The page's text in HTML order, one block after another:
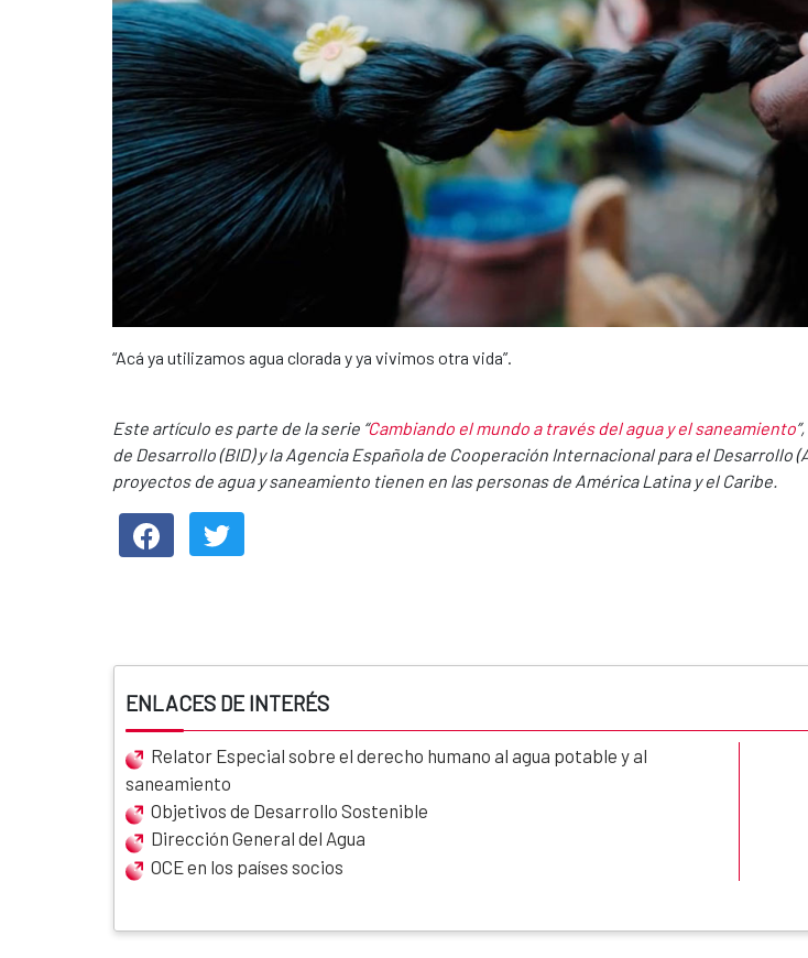
“Acá ya utilizamos agua clorada y ya vivimos otra vida”.
Este artículo es parte de la serie “Cambiando el mundo a través del agua y el saneamiento
de Desarrollo (BID) y la Agencia Española de Cooperación Internacional para el Desarrollo
proyectos de agua y saneamiento tienen en las personas de América Latina y el Caribe.
ENLACES DE INTERÉS
Relator Especial sobre el derecho humano al agua potable y al
saneamiento
Objetivos de Desarrollo Sostenible
Dirección General del Agua
OCE en los países socios